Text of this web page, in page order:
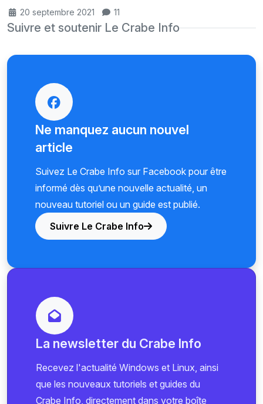
20 septembre 2021 11
Suivre et soutenir Le Crabe Info
Ne manquez aucun nouvel
article
Suivez Le Crabe Info sur Facebook pour être
informé dès qu’une nouvelle actualité, un
nouveau tutoriel ou un guide est publié.
Suivre Le Crabe Info
La newsletter du Crabe Info
Recevez l'actualité Windows et Linux, ainsi
que les nouveaux tutoriels et guides du
Crabe Info, directement dans votre boîte